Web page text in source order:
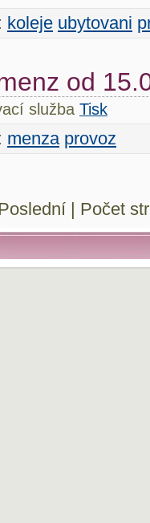
koleje ubytovani
od
služba Tisk
menza provoz
| Počet